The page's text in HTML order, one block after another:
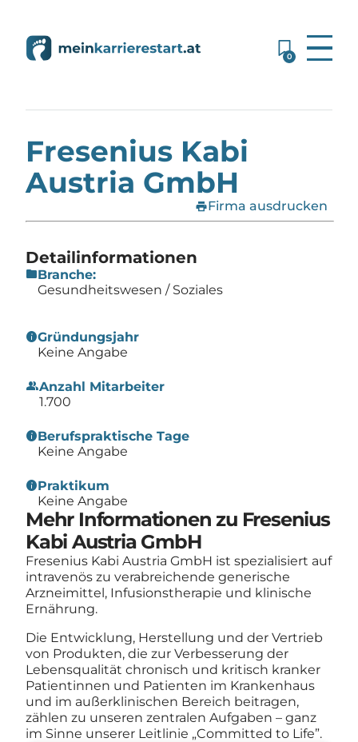
0
Fresenius Kabi
Austria GmbH
printFirma ausdrucken
Detailinformationen
folderBranche:
Gesundheitswesen / Soziales
infoGründungsjahr
Keine Angabe
groupAnzahl Mitarbeiter
1.700
infoBerufspraktische Tage
Keine Angabe
infoPraktikum
Keine Angabe
Mehr Informationen zu Fresenius
Kabi Austria GmbH
Fresenius Kabi Austria GmbH ist spezialisiert auf
intravenös zu verabreichende generische
Arzneimittel, Infusionstherapie und klinische
Ernährung.
Die Entwicklung, Herstellung und der Vertrieb
von Produkten, die zur Verbesserung der
Lebensqualität chronisch und kritisch kranker
Patientinnen und Patienten im Krankenhaus
und im außerklinischen Bereich beitragen,
zählen zu unseren zentralen Aufgaben – ganz
im Sinne unserer Leitlinie „Committed to Life”.